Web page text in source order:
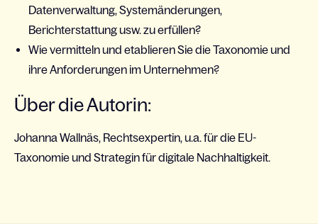
Datenverwaltung, Systemänderungen,
Berichterstattung usw. zu erfüllen?
Wie vermitteln und etablieren Sie die Taxonomie und
ihre Anforderungen im Unternehmen?
Über die Autorin:
Johanna Wallnäs, Rechtsexpertin, u.a. für die EU-
Taxonomie und Strategin für digitale Nachhaltigkeit.